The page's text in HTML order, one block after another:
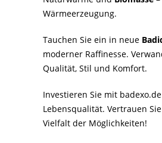
Wärmeerzeugung.
Tauchen Sie ein in neue
moderner Raffinesse.
Qualität, Stil und Komfort.
Investieren Sie mit
Lebensqualität. Vertrauen
Vielfalt der Möglichkeiten!